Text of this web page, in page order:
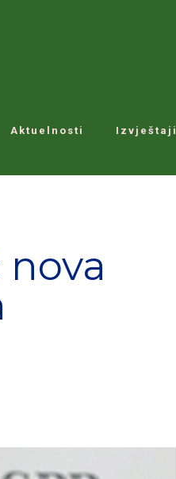
Aktuelnosti Izvještaji